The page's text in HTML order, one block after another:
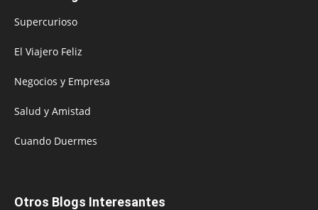
Supercurioso
El Viajero Feliz
Negocios y Empresa
Salud y Amistad
Cuando Duermes
Otros Blogs Interesantes